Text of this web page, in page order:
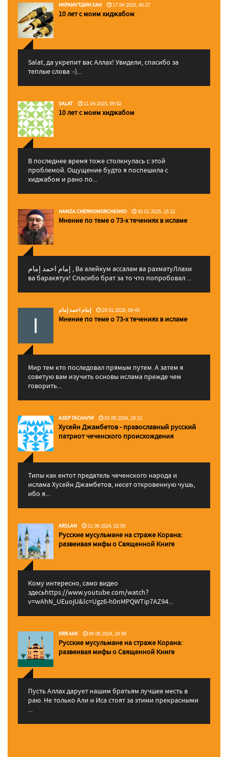
ИКРАМУТДИН ХАН 17.04.2025, 00:27
10 лет с моим хиджабом
Salat, да укрепит вас Аллаx! Увидели, спасибо за
теплые слова :-)...
SALAT 11.04.2025, 09:02
10 лет с моим хиджабом
В последнее время тоже столкнулась с этой
проблемой. Ощущение будто я поспешила с
хиджабом и рано по...
HAMZA CHERNOMORCHENKO 30.01.2025, 15:22
Мнение по теме о 73-х течениях в исламе
إمام احمد إمام , Ва алейкум ассалам ва рахматуЛлахи
ва баракятух! Спасибо брат за то что попробовал ...
إمام احمد إمام 29.01.2025, 00:43
Мнение по теме о 73-х течениях в исламе
Мир тем кто последовал прямым путем. А затем я
советую вам изучить основы ислама прежде чем
говорить...
АЗЕР ГАСАНЛИ 02.09.2024, 19:12
Хусейн Джамбетов - православный русский
патриот чеченского происхождения
Типы как ентот предатель чеченского народа и
ислама Хусейн Джамбетов, несет откровенную чушь,
ибо я...
ARSLAN 11.06.2024, 02:50
Русские мусульмане на страже Корана:
pазвеивая мифы о Священной Книге
Кому интересно, само видео
здесьhttps://www.youtube.com/watch?
v=wAhN_UEuojU&lc=Ugz6-h0nMPQWTip7AZ94...
KRR AKK 09.06.2024, 18:56
Русские мусульмане на страже Корана:
pазвеивая мифы о Священной Книге
Пусть Аллах дарует нашим братьям лучшее месть в
раю. Не только Али и Иса стоят за этими прекрасными
...